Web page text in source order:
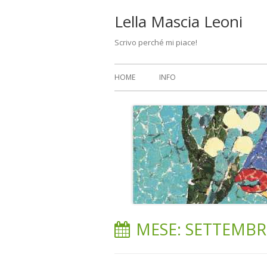
Lella Mascia Leoni
Scrivo perché mi piace!
Menu
principale
HOME INFO
MESE: